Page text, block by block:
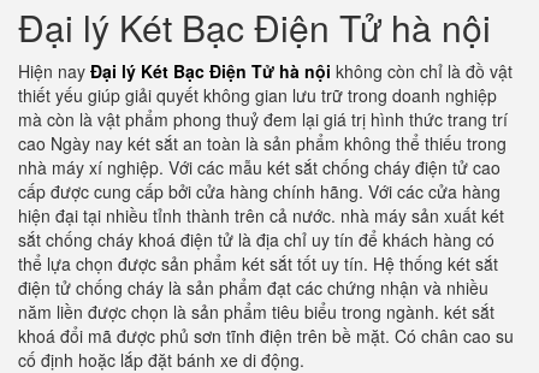
Đại lý Két Bạc Điện Tử hà nội
Hiện nay Đại lý Két Bạc Điện Tử hà nội không còn chỉ là đồ vật
thiết yếu giúp giải quyết không gian lưu trữ trong doanh nghiệp
mà còn là vật phẩm phong thuỷ đem lại giá trị hình thức trang trí
cao Ngày nay két sắt an toàn là sản phẩm không thể thiếu trong
nhà máy xí nghiệp. Với các mẫu két sắt chống cháy điện tử cao
cấp được cung cấp bởi cửa hàng chính hãng. Với các cửa hàng
hiện đại tại nhiều tỉnh thành trên cả nước. nhà máy sản xuất két
sắt chống cháy khoá điện tử là địa chỉ uy tín để khách hàng có
thể lựa chọn được sản phẩm két sắt tốt uy tín. Hệ thống két sắt
điện tử chống cháy là sản phẩm đạt các chứng nhận và nhiều
năm liền được chọn là sản phẩm tiêu biểu trong ngành. két sắt
khoá đổi mã được phủ sơn tĩnh điện trên bề mặt. Có chân cao su
cố định hoặc lắp đặt bánh xe di động.